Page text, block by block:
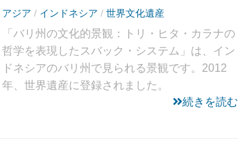
アジア / インドネシア / 世界文化遺産
「バリ州の文化的景観：トリ・ヒタ・カラナの
哲学を表現したスバック・システム」は、イン
ドネシアのバリ州で見られる景観です。2012
年、世界遺産に登録されました。
続きを読む